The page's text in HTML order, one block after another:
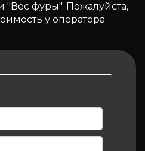
"Вес фуры". Пожалуйста,
у оператора.